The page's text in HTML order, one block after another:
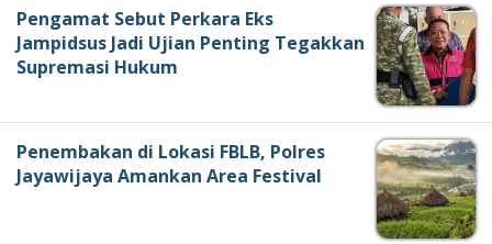
Pengamat Sebut Perkara Eks
Jampidsus Jadi Ujian Penting Tegakkan
Supremasi Hukum
Penembakan di Lokasi FBLB, Polres
Jayawijaya Amankan Area Festival